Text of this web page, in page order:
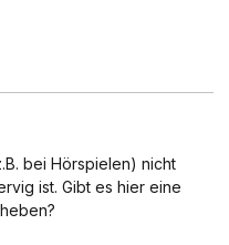
bei Hörspielen) nicht
ist. Gibt es hier eine